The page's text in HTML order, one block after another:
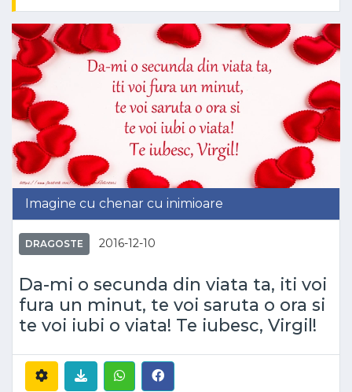
Imagine cu chenar cu inimioare
DRAGOSTE 2016-12-10
Da-mi o secunda din viata ta, iti voi
fura un minut, te voi saruta o ora si
te voi iubi o viata! Te iubesc, Virgil!